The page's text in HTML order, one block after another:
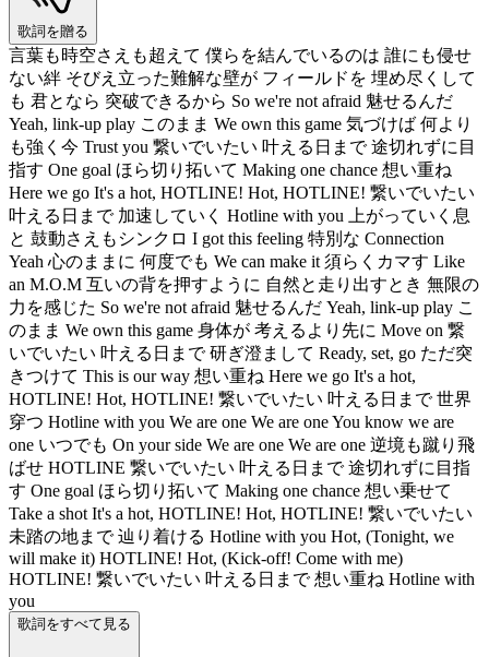
歌詞を贈る
言葉も時空さえも超えて 僕らを結んでいるのは 誰にも侵せ
ない絆 そびえ立った難解な壁が フィールドを 埋め尽くして
も 君となら 突破できるから So we're not afraid 魅せるんだ
Yeah, link-up play このまま We own this game 気づけば 何より
も強く今 Trust you 繋いでいたい 叶える日まで 途切れずに目
指す One goal ほら切り拓いて Making one chance 想い重ね
Here we go It's a hot, HOTLINE! Hot, HOTLINE! 繋いでいたい
叶える日まで 加速していく Hotline with you 上がっていく息
と 鼓動さえもシンクロ I got this feeling 特別な Connection
Yeah 心のままに 何度でも We can make it 須らくカマす Like
an M.O.M 互いの背を押すように 自然と走り出すとき 無限の
力を感じた So we're not afraid 魅せるんだ Yeah, link-up play こ
のまま We own this game 身体が 考えるより先に Move on 繋
いでいたい 叶える日まで 研ぎ澄まして Ready, set, go ただ突
きつけて This is our way 想い重ね Here we go It's a hot,
HOTLINE! Hot, HOTLINE! 繋いでいたい 叶える日まで 世界
穿つ Hotline with you We are one We are one You know we are
one いつでも On your side We are one We are one 逆境も蹴り飛
ばせ HOTLINE 繋いでいたい 叶える日まで 途切れずに目指
す One goal ほら切り拓いて Making one chance 想い乗せて
Take a shot It's a hot, HOTLINE! Hot, HOTLINE! 繋いでいたい
未踏の地まで 辿り着ける Hotline with you Hot, (Tonight, we
will make it) HOTLINE! Hot, (Kick-off! Come with me)
HOTLINE! 繋いでいたい 叶える日まで 想い重ね Hotline with
you
歌詞をすべて見る